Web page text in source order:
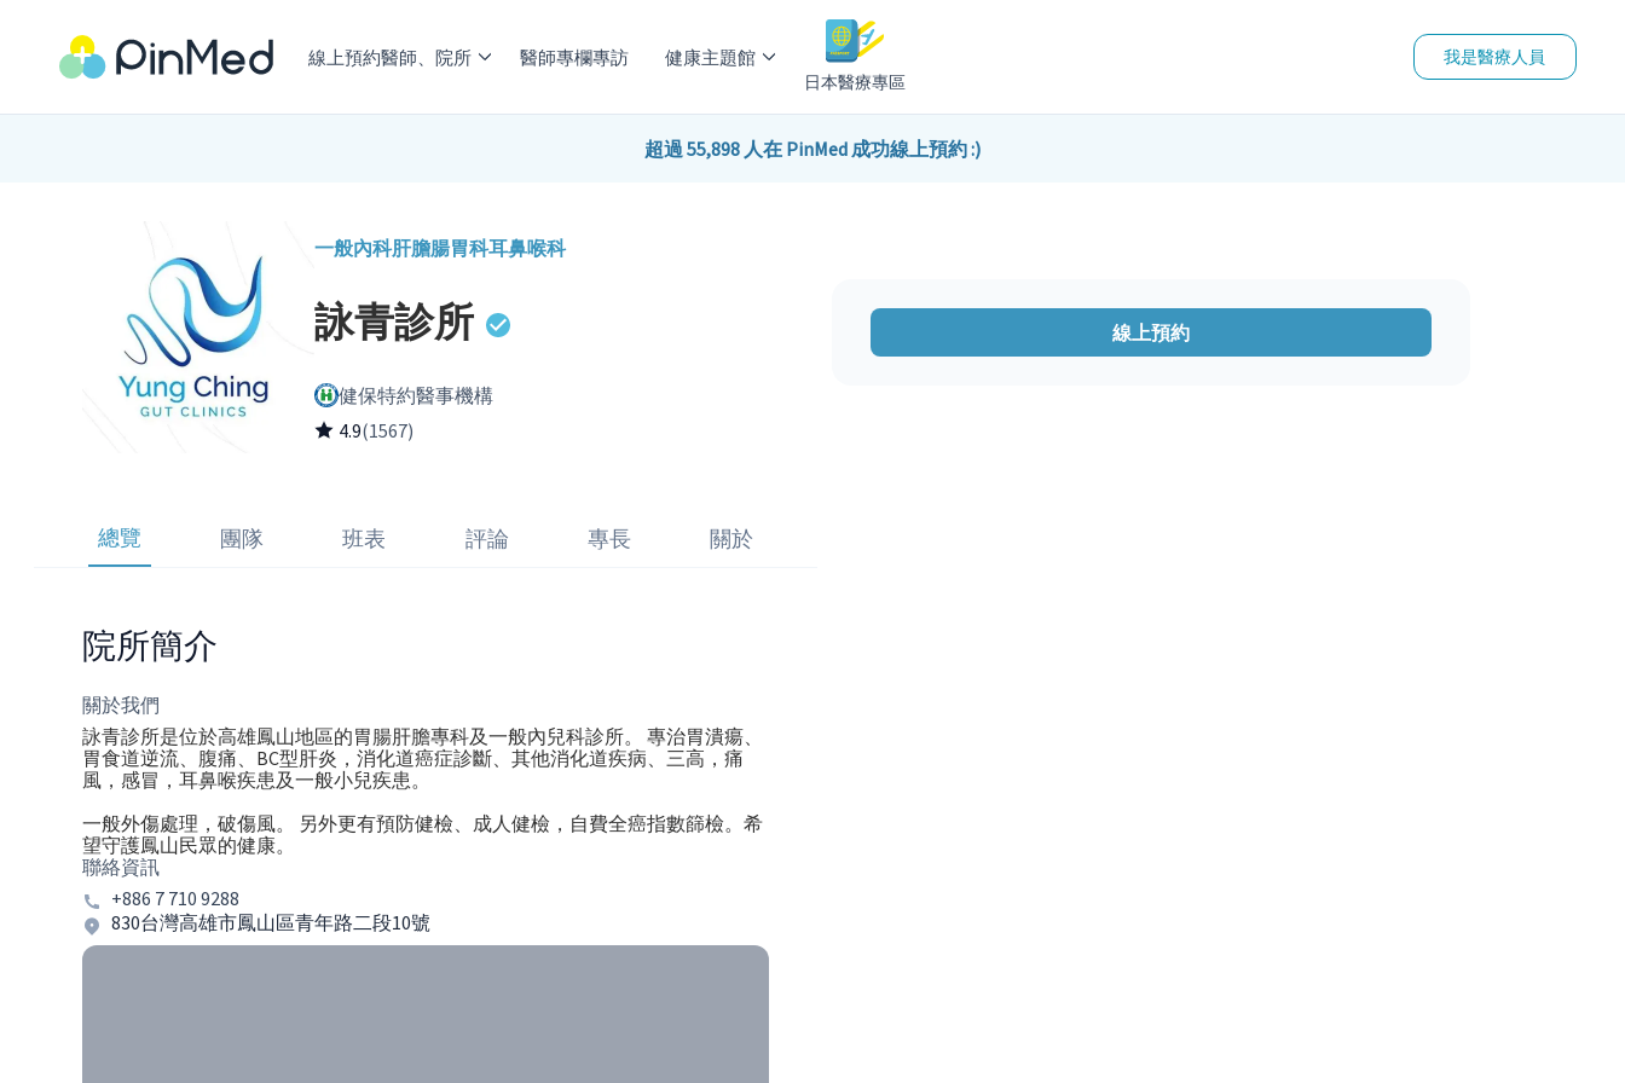
線上預約醫師、院所 醫師專欄專訪 健康主題館
日本醫療專區
我是醫療人員
超過 55,898 人在 PinMed 成功線上預約 :)
一般內科肝膽腸胃科耳鼻喉科
詠青診所
健保特約醫事機構
4.9(1567)
總覽 團隊 班表 評論 專長 關於
院所簡介
關於我們
詠青診所是位於高雄鳳山地區的胃腸肝膽專科及一般內兒科診所。 專治胃潰瘍、
胃食道逆流、腹痛、BC型肝炎，消化道癌症診斷、其他消化道疾病、三高，痛
風，感冒，耳鼻喉疾患及一般小兒疾患。
一般外傷處理，破傷風。 另外更有預防健檢、成人健檢，自費全癌指數篩檢。希
望守護鳳山民眾的健康。
聯絡資訊
+886 7 710 9288
830台灣高雄市鳳山區青年路二段10號
線上預約